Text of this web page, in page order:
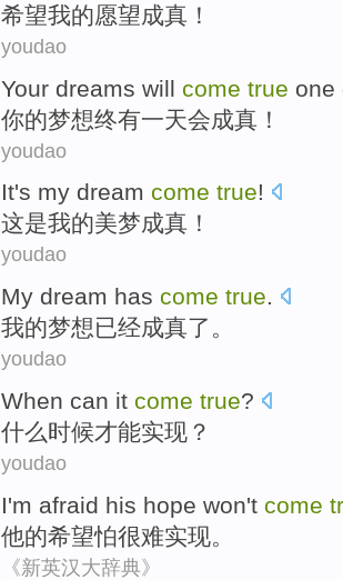
希望我的愿望成真 ！
youdao
Your dreams will come true one
你的梦想终有一天会成真 ！
youdao
It's my dream come true!
这是我的美梦成真 ！
youdao
My dream has come true.
我的梦想已经成真了。
youdao
When can it come true?
什么时候才能实现 ？
youdao
I'm afraid his hope won't come
他的希望怕很难实现。
《新英汉大辞典》